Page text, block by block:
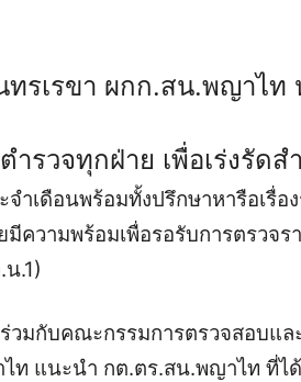
รเรขา ผกก.สน.พญาไท
ำรวจทุกฝ่าย เพื่อเร่งรัด
ำเดือนพร้อมทั้งปรึกษาหารือเรื่อ
ความพร้อมเพื่อรอรับการตรวจร
.1)
วมกับคณะกรรมการตรวจสอบแล
ท แนะนำ กต.ตร.สน.พญาไท ที่ไ